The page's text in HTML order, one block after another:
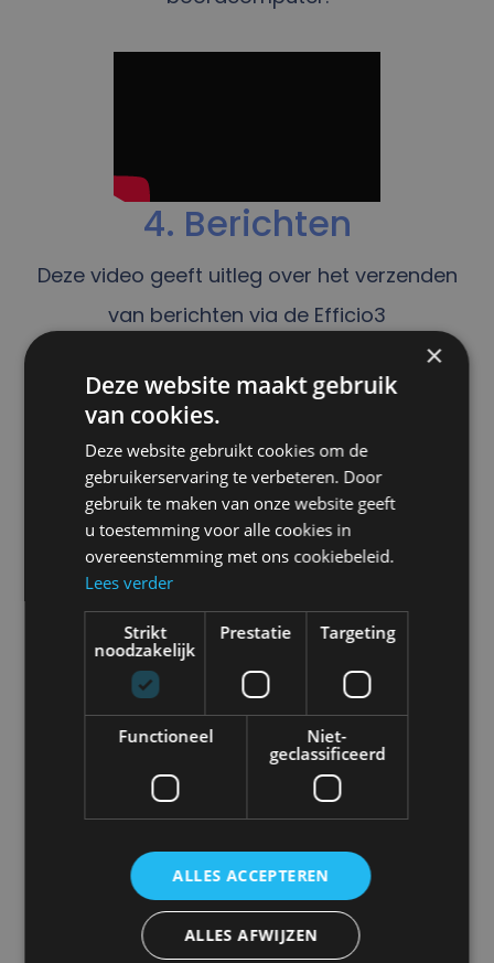
4. Berichten
Deze video geeft uitleg over het verzenden
van berichten via de Efficio3
5. Gebruik fotocamera
Deze video geeft uitleg over het gebruik van
de fotocamera op de Efficio3
boordcomputer.
6. Applicaties
×
Deze website maakt gebruik
van cookies.
Deze website gebruikt cookies om de
gebruikerservaring te verbeteren. Door
gebruik te maken van onze website geeft
u toestemming voor alle cookies in
overeenstemming met ons cookiebeleid.
Lees verder
Strikt
noodzakelijk
Prestatie Targeting
Functioneel
Niet-
geclassificeerd
ALLES ACCEPTEREN
ALLES AFWIJZEN